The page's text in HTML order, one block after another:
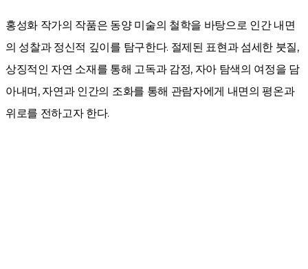
홍성화 작가의 작품은 동양 미술의 철학을 바탕으로 인간 내면
의 성찰과 정신적 깊이를 탐구한다. 절제된 표현과 섬세한 붓질,
상징적인 자연 소재를 통해 고독과 감정, 자아 탐색의 여정을 담
아내며, 자연과 인간의 조화를 통해 관람자에게 내면의 평온과
위로를 전하고자 한다.